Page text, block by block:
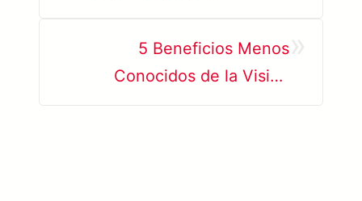
5 Beneficios Menos
Conocidos de la Visión